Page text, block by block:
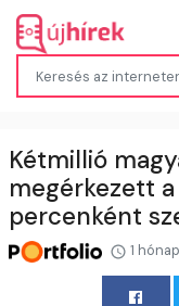
Kétmillió
megérkezett
percenként
1